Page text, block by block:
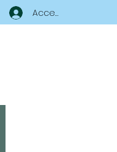
Accedi